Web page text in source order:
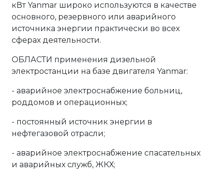
кВт Yanmar широко используются в качестве
основного, резервного или аварийного
источника энергии практически во всех
сферах деятельности.
ОБЛАСТИ применения дизельной
электростанции на базе двигателя Yanmar:
- аварийное электроснабжение больниц,
роддомов и операционных;
- постоянный источник энергии в
нефтегазовой отрасли;
- аварийное электроснабжение спасательных
и аварийных служб, ЖКХ;